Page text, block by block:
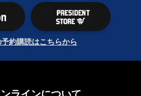
約購読はこちらから
ラインについて